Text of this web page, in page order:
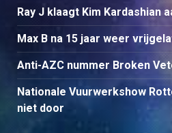
Ray J klaagt Kim Kardashian
Max B na 15 jaar weer
Anti-AZC nummer Broken
Nationale Vuurwerkshow
niet door